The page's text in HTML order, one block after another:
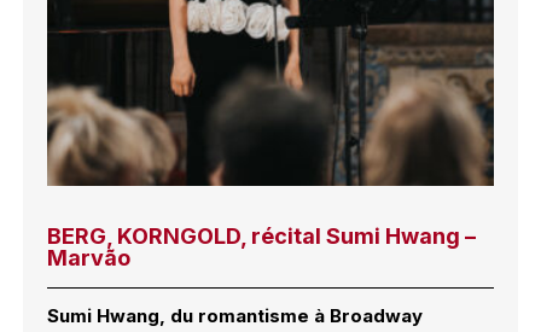
BERG, KORNGOLD, récital Sumi Hwang –
Marvão
Sumi Hwang, du romantisme à Broadway